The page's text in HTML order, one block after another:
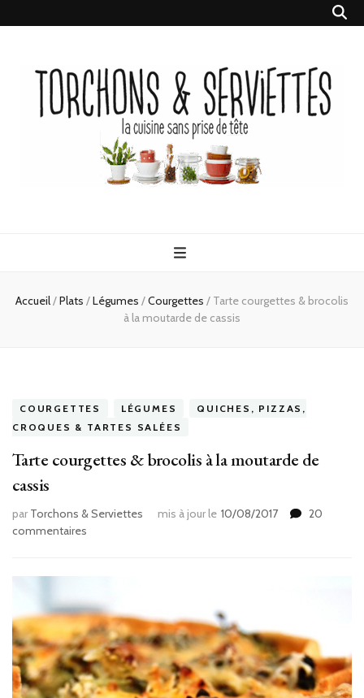
Serviettes
Accueil/Plats /Légumes /Courgettes / Tarte courgettes & brocolis
à la moutarde de cassis
COURGETTES LÉGUMES
QUICHES, PIZZAS,
CROQUES & TARTES SALÉES
Tarte courgettes & brocolis à la moutarde de
cassis
par Torchons & Serviettes mis à jour le 10/08/2017
20
commentaires
à
la
moutarde
de
cassis